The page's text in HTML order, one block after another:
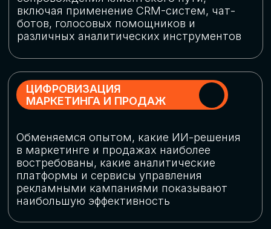
СПИКЕРЫ
СТАТЬ СПИКЕРОМ
В конференции участвовали более 120 спикеров